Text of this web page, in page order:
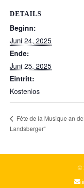
DETAILS
Beginn:
Juni 24, 2025
Ende:
Juni 25, 2025
Eintritt:
Kostenlos
Fête de la Musique an
Landsberger“
©